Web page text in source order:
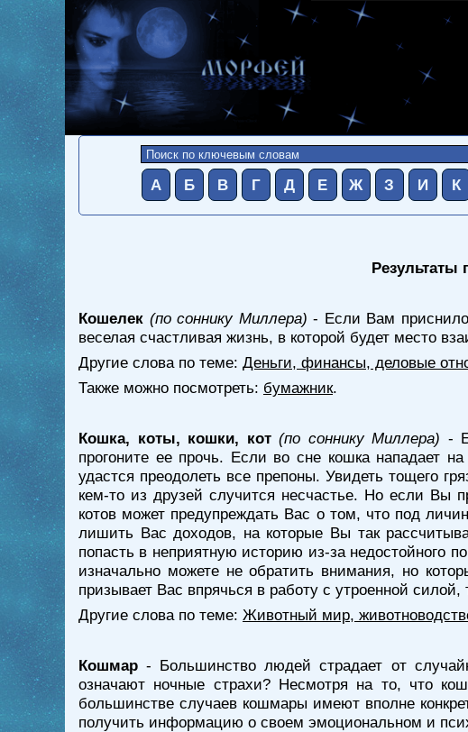
А Б В Г Д Е Ж З И К
Результаты
Кошелек (по соннику Миллера) - Если Вам
веселая счастливая жизнь, в которой будет место
Другие слова по теме: Деньги, финансы, деловые
Также можно посмотреть: бумажник.
Кошка, коты, кошки, кот (по соннику Миллера) -
прогоните ее прочь. Если во сне кошка нападает
удастся преодолеть все препоны. Увидеть тощего
кем-то из друзей случится несчастье. Но если Вы
котов может предупреждать Вас о том, что под
лишить Вас доходов, на которые Вы так
попасть в неприятную историю из-за недостойного
изначально можете не обратить внимания, но
призывает Вас впрячься в работу с утроенной
Другие слова по теме: Животный мир,
Кошмар - Большинство людей страдает от
означают ночные страхи? Несмотря на то, что
большинстве случаев кошмары имеют вполне
получить информацию о своем эмоциональном и